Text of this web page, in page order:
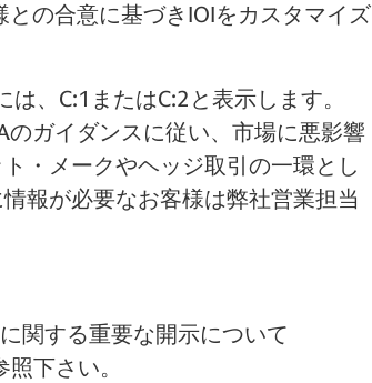
の合意に基づきIOIをカスタマイズ
、C:1またはC:2と表示します。
ガイダンスに従い、市場に悪影響
・メークやヘッジ取引の一環とし
報が必要なお客様は弊社営業担当
関する重要な開示について
照下さい。